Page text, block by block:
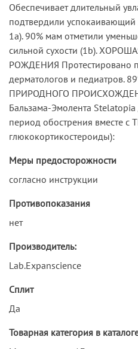
Обеспечивает длительный
подтвердили
1а). 90% мам отметили
сильной сухости (1b).
РОЖДЕНИЯ Протестировано
дерматологов и педиатров.
ПРИРОДНОГО
Бальзама-Эмолента
период обострения вместе с
глюкокортикостероиды):
Меры предосторожности
согласно инструкции
Противопоказания
нет
Производитель:
Lab.Expanscience
Сплит
Да
Товарная категория в